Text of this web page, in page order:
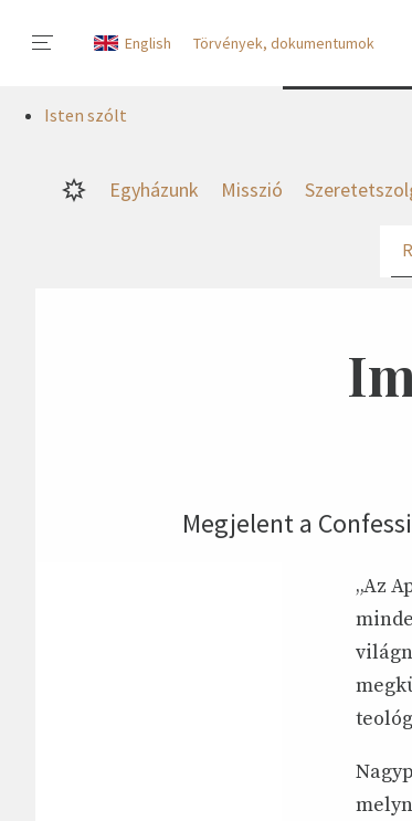
English Törvények, dokumentumok
Isten szólt
Egyházunk Misszió
Megjelent a
„Az